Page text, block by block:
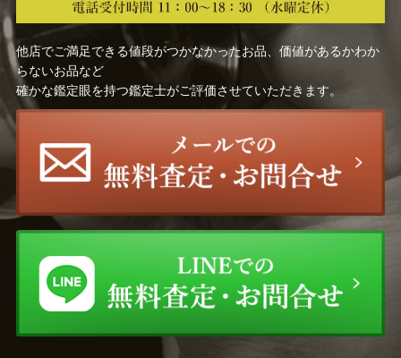
他店でご満足できる値段がつかなかったお品、価値があるかわか
らないお品など
確かな鑑定眼を持つ鑑定士がご評価させていただきます。